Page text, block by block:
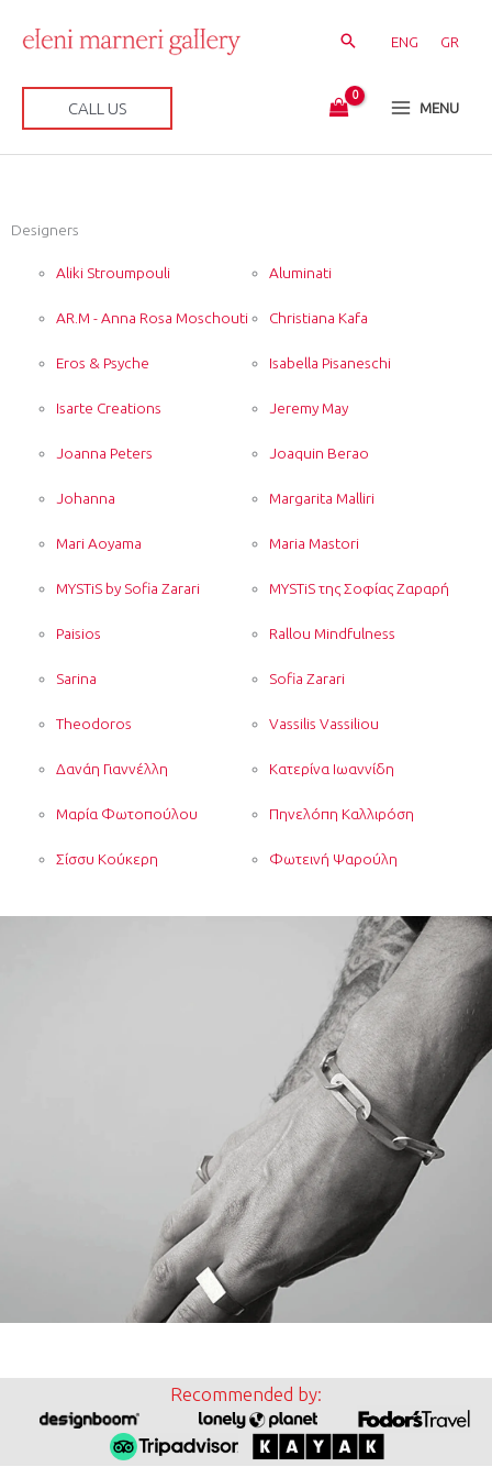
περιεχόμενο
ENG GR
CALL US MENU
Designers
Aliki Stroumpouli Aluminati
AR.M - Anna Rosa Moschouti Christiana Kafa
Eros & Psyche Isabella Pisaneschi
Isarte Creations Jeremy May
Joanna Peters Joaquin Berao
Johanna Margarita Malliri
Mari Aoyama Maria Mastori
MYSTiS by Sofia Zarari MYSTiS της Σοφίας Ζαραρή
Paisios Rallou Mindfulness
Sarina Sofia Zarari
Theodoros Vassilis Vassiliou
Δανάη Γιαννέλλη Κατερίνα Ιωαννίδη
Μαρία Φωτοπούλου Πηνελόπη Καλλιρόση
Σίσσυ Κούκερη Φωτεινή Ψαρούλη
Recommended by: